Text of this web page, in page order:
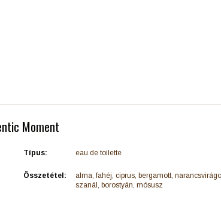
Moment
Típus: eau de toilette
Összetétel:
alma, fahéj, ciprus, bergamott,
szanál, borostyán, mósusz